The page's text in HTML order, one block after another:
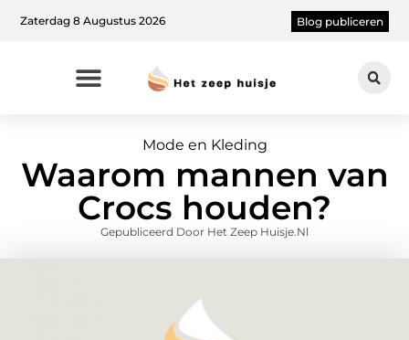
Zaterdag 8 Augustus 2026 Blog publiceren
Mode en Kleding
Waarom mannen van
Crocs houden?
Gepubliceerd Door Het Zeep Huisje.nl